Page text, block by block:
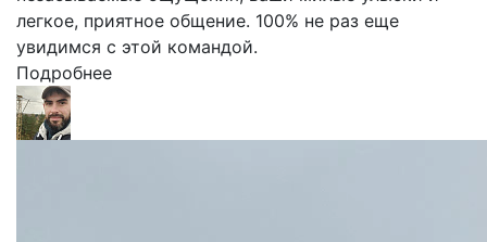
легкое, приятное общение. 100% не раз еще
увидимся с этой командой.
Подробнее